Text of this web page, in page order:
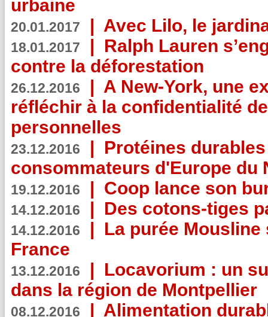
urbaine
20.01.2017 | Avec Lilo, le
18.01.2017 | Ralph Lauren
contre la déforestation
26.12.2016 | A New-York, une
réfléchir à la confidentialité
personnelles
23.12.2016 | Protéines
consommateurs d'Europe du
19.12.2016 | Coop lance son
14.12.2016 | Des cotons-tiges
14.12.2016 | La purée
France
13.12.2016 | Locavorium : un
dans la région de Montpellier
08.12.2016 | Alimentation